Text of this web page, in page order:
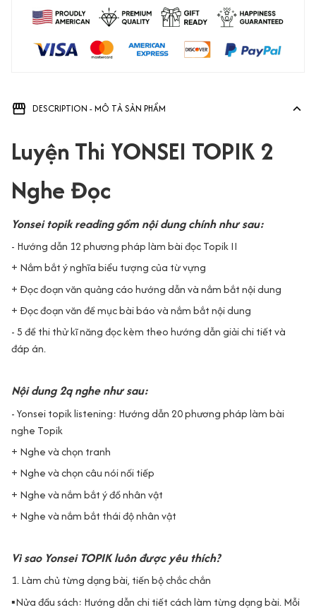
DESCRIPTION - MÔ TẢ SẢN PHẨM
Luyện Thi YONSEI TOPIK 2
Nghe Đọc
Yonsei topik reading gồm nội dung chính như sau:
- Hướng dẫn 12 phương pháp làm bài đọc Topik II
+ Nắm bắt ý nghĩa biểu tượng của từ vựng
+ Đọc đoạn văn quảng cáo hướng dẫn và nắm bắt nội dung
+ Đọc đoạn văn đề mục bài báo và nắm bắt nội dung
- 5 đề thi thử kĩ năng đọc kèm theo hướng dẫn giải chi tiết và
đáp án.
Nội dung 2q nghe như sau:
- Yonsei topik listening: Hướng dẫn 20 phương pháp làm bài
nghe Topik
+ Nghe và chọn tranh
+ Nghe và chọn câu nói nối tiếp
+ Nghe và nắm bắt ý đồ nhân vật
+ Nghe và nắm bắt thái độ nhân vật
Vì sao Yonsei TOPIK luôn được yêu thích?
1. Làm chủ từng dạng bài, tiến bộ chắc chắn
▪️Nửa đầu sách: Hướng dẫn chi tiết cách làm từng dạng bài. Mỗi